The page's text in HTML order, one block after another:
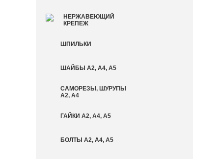
НЕРЖАВЕЮЩИЙ
КРЕПЕЖ
ШПИЛЬКИ
ШАЙБЫ А2, А4, А5
САМОРЕЗЫ, ШУРУПЫ
А2, А4
ГАЙКИ А2, А4, А5
БОЛТЫ А2, А4, А5